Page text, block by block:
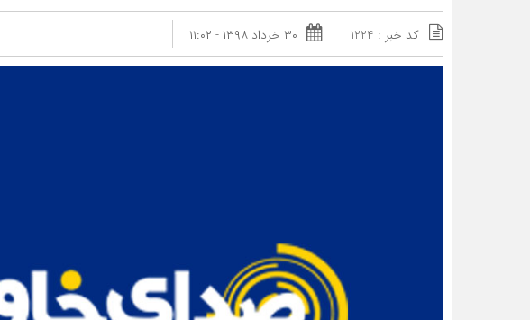
کد خبر : 1224 ۳۰ خرداد ۱۳۹۸ - ۱۱:۰۲